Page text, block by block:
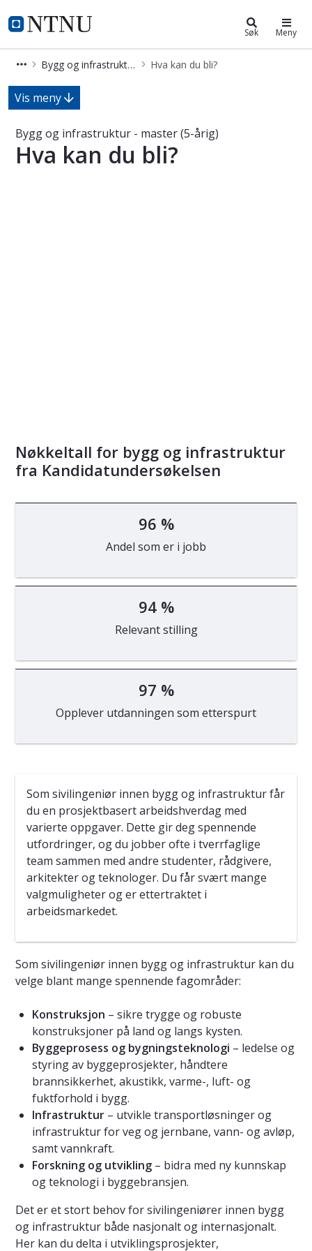
NTNU Hjemmeside
Bygg og infrastruktur – master (5-
Søk Meny
Bygg og infrastruktur – master (5-årig) Hva kan du bli?
Hva kan du bli? - Bygg og
Vis meny
Bygg og infrastruktur - master (5-årig)
Hva kan du bli?
Nøkkeltall for bygg og infrastruktur
fra Kandidatundersøkelsen
96 %
Andel som er i jobb
94 %
Relevant stilling
97 %
Opplever utdanningen som etterspurt
Som sivilingeniør innen bygg og infrastruktur får
du en prosjektbasert arbeidshverdag med
varierte oppgaver. Dette gir deg spennende
utfordringer, og du jobber ofte i tverrfaglige
team sammen med andre studenter, rådgivere,
arkitekter og teknologer. Du får svært mange
valgmuligheter og er ettertraktet i
arbeidsmarkedet.
Som sivilingeniør innen bygg og infrastruktur kan du
velge blant mange spennende fagområder:
Konstruksjon – sikre trygge og robuste
konstruksjoner på land og langs kysten.
Byggeprosess og bygningsteknologi – ledelse og
styring av byggeprosjekter, håndtere
brannsikkerhet, akustikk, varme-, luft- og
fuktforhold i bygg.
Infrastruktur – utvikle transportløsninger og
infrastruktur for veg og jernbane, vann- og avløp,
samt vannkraft.
Forskning og utvikling – bidra med ny kunnskap
og teknologi i byggebransjen.
Det er et stort behov for sivilingeniører innen bygg
og infrastruktur både nasjonalt og internasjonalt.
Her kan du delta i utviklingsprosjekter,